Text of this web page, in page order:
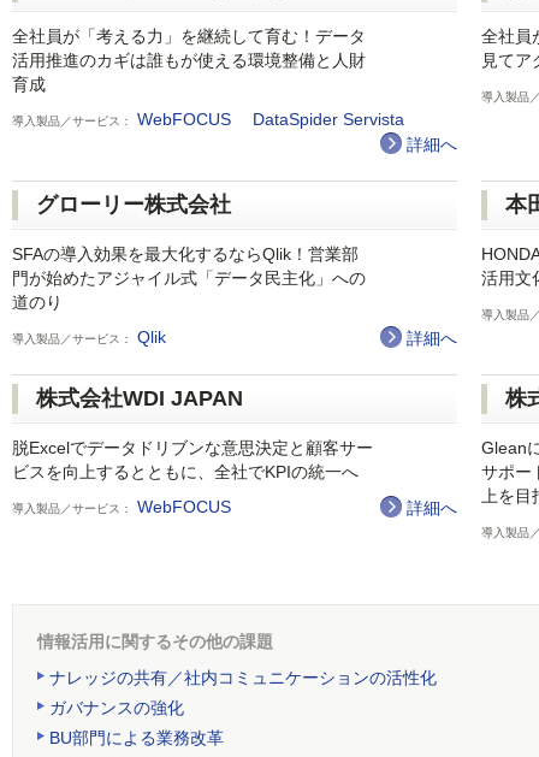
全社員が「考える力」を継続して育む！データ
活用推進のカギは誰もが使える環境整備と人財
育成
導入製品／サービス： WebFOCUS DataSpider Servista
詳細へ
全社員
見て
導入製品
グローリー株式会社
SFAの導入効果を最大化するならQlik！営業部
門が始めたアジャイル式「データ民主化」への
道のり
導入製品／サービス： Qlik 詳細へ
本
活用文
導入製品
株式会社WDI JAPAN
脱Excelでデータドリブンな意思決定と顧客サー
ビスを向上するとともに、全社でKPIの統一へ
導入製品／サービス： WebFOCUS 詳細へ
株
Glean
サポー
上を目
導入製品
情報活用に関するその他の課題
ナレッジの共有／社内コミュニケーションの活性化
ガバナンスの強化
BU部門による業務改革